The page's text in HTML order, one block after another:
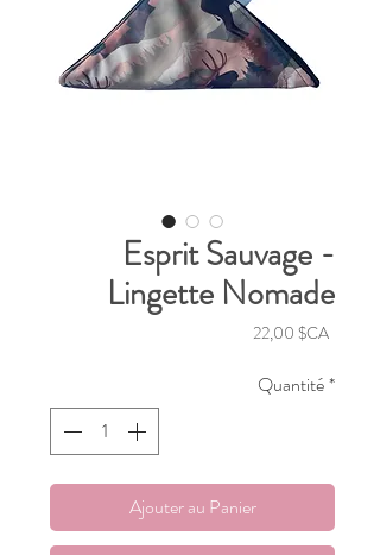
Esprit Sauvage -
Lingette Nomade
22,00 $CAPrix
Quantité*
Ajouter au Panier